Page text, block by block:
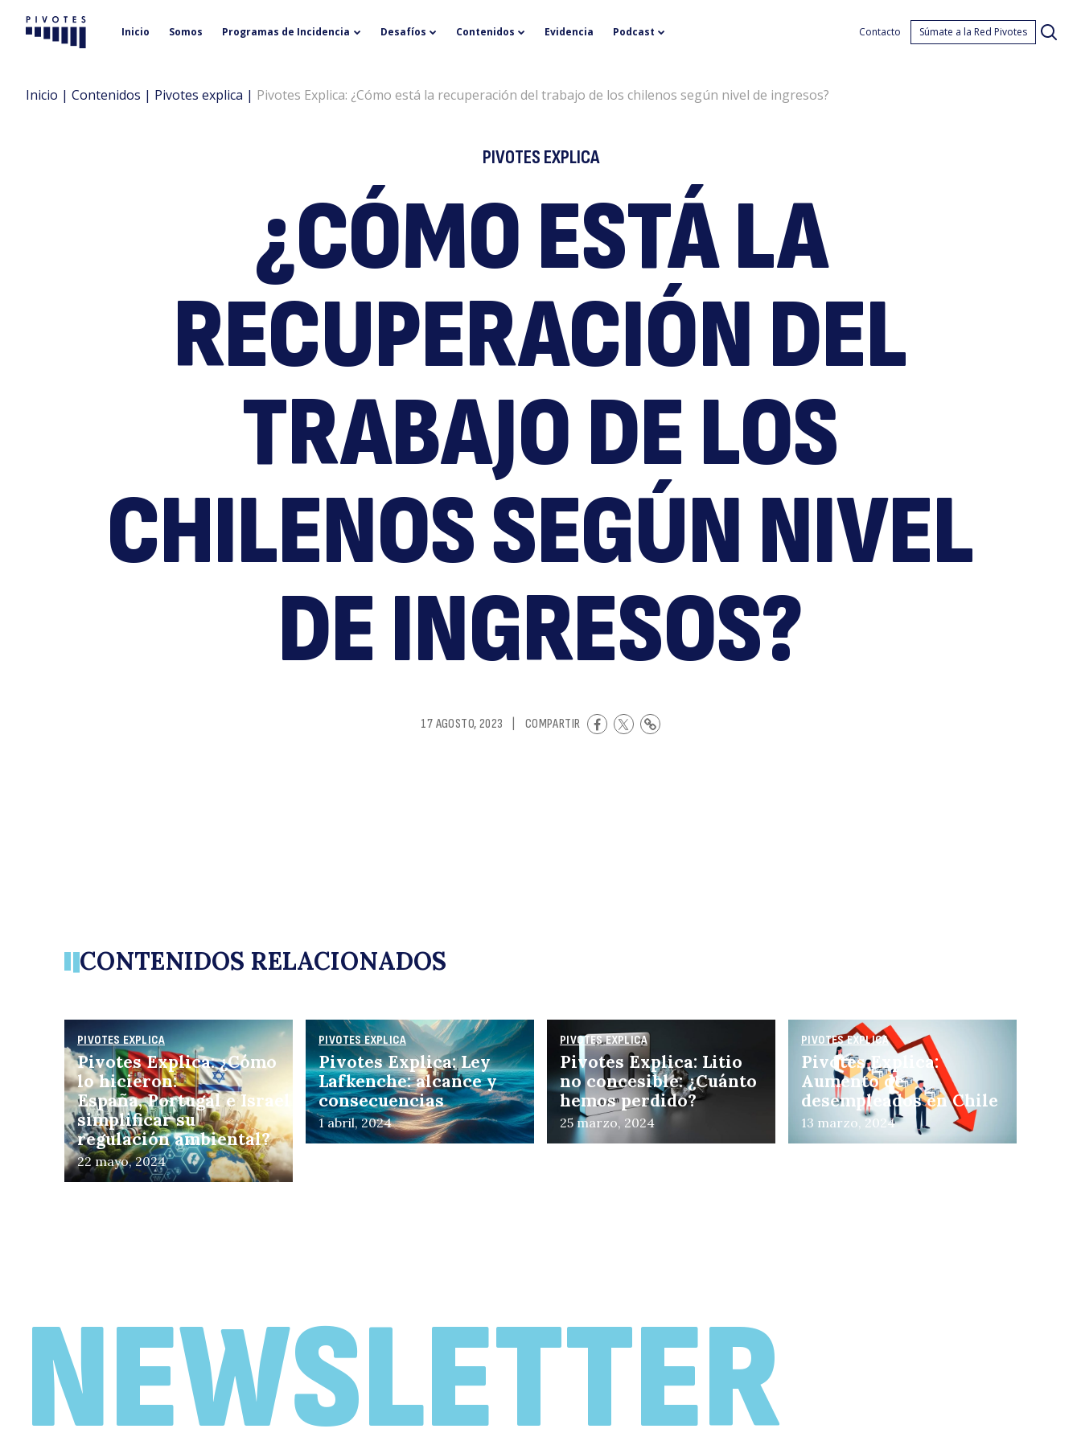
está
Pivotes Inicio Somos Programas de Incidencia Desafíos Contenidos Evidencia Podcast Contacto Súmate a la Red Pivotes
Inicio | Contenidos | Pivotes explica | Pivotes Explica: ¿Cómo está la recuperación del trabajo de los chilenos según nivel de ingresos?
PIVOTES EXPLICA
¿CÓMO ESTÁ LA
RECUPERACIÓN DEL
TRABAJO DE LOS
CHILENOS SEGÚN NIVEL
DE INGRESOS?
17 AGOSTO, 2023 COMPARTIR
CONTENIDOS RELACIONADOS
PIVOTES EXPLICA
Pivotes Explica: ¿Cómo
lo hicieron:
España, Portugal e Israel para
simplificar su
regulación ambiental?
22 mayo, 2024
PIVOTES EXPLICA
Pivotes Explica: Ley
Lafkenche: alcance y
consecuencias
1 abril, 2024
PIVOTES EXPLICA
Pivotes Explica: Litio
no concesible: ¿Cuánto
hemos perdido?
25 marzo, 2024
PIVOTES EXPLICA
Pivotes Explica:
Aumento de
desempleados en Chile
13 marzo, 2024
29 febrero, 2024
NEWSLETTER